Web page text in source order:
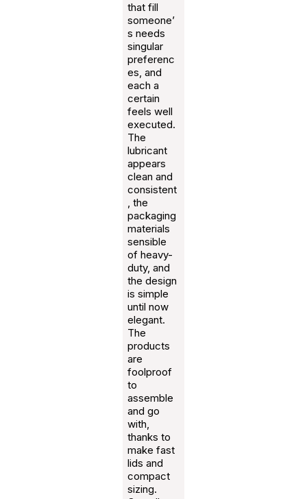
that fill
someone’
s needs
singular
preferenc
es, and
each a
certain
feels well
executed.
The
lubricant
appears
clean and
consistent
, the
packaging
materials
sensible
of heavy-
duty, and
the design
is simple
until now
elegant.
The
products
are
foolproof
to
assemble
and go
with,
thanks to
make fast
lids and
compact
sizing.